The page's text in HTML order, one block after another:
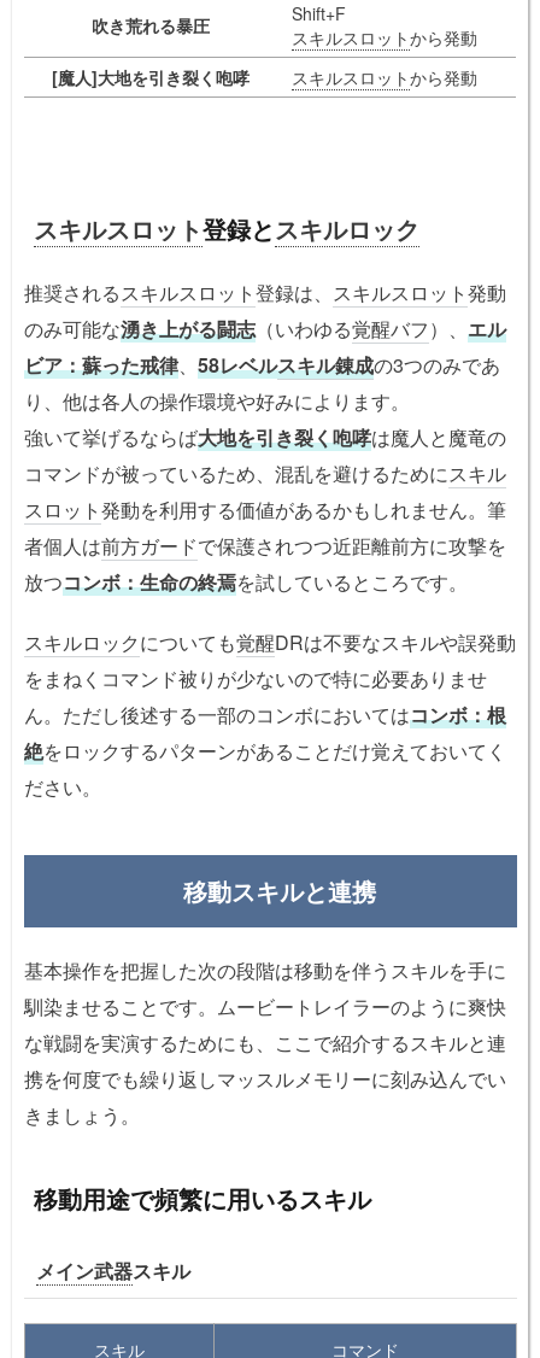
吹き荒れる暴圧
Shift+F
スキルスロットから発動
[魔人]大地を引き裂く咆哮
スキルスロットから発動
スキルスロット登録とスキルロック
推奨されるスキルスロット登録は、 スキルスロット発動
のみ可能な湧き上がる闘志（いわゆる覚醒バフ）、 エル
ビア：蘇った戒律、 58レベルスキル錬成の3つのみであ
り、他は各人の操作環境や好みによります。
強いて挙げるならば大地を引き裂く咆哮は魔人と魔竜の
コマンドが被っているため、混乱を避けるためにスキル
スロット発動を利用する価値があるかもしれません。筆
者個人は前方ガードで保護されつつ近距離前方に攻撃を
放つコンボ：生命の終焉を試しているところです。
スキルロックについても覚醒DRは不要なスキルや誤発動
をまねくコマンド被りが少ないので特に必要ありませ
ん。ただし後述する一部のコンボにおいてはコンボ：根
絶をロックするパターンがあることだけ覚えておいてく
ださい。
移動スキルと連携
基本操作を把握した次の段階は移動を伴うスキルを手に
馴染ませることです。ムービートレイラーのように爽快
な戦闘を実演するためにも、ここで紹介するスキルと連
携を何度でも繰り返しマッスルメモリーに刻み込んでい
きましょう。
移動用途で頻繁に用いるスキル
メイン武器スキル
スキル コマンド